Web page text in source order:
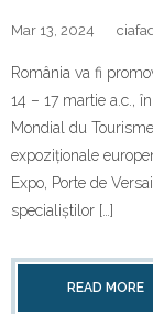
Mar 13, 2024
România va fi
14 – 17 martie a.c.,
Mondial du
expoziționale
Expo, Porte de
specialiștilor […]
READ MORE